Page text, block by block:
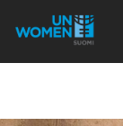
Osallistu